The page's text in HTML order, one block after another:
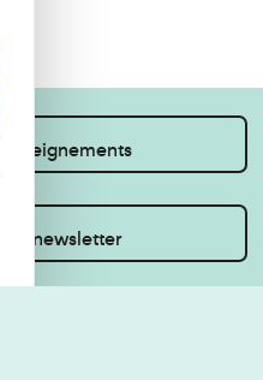
la newsletter